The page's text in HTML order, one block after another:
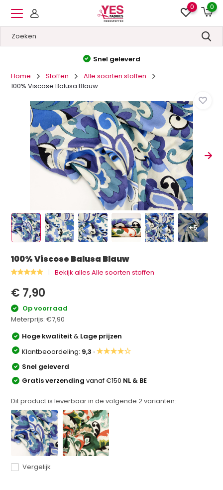
0 0
Home
Stoffen
Alle soorten stoffen
100% Viscose Balusa Blauw
+5
100% Viscose Balusa Blauw
Bekijk alles Alle soorten stoffen
€ 7,90
Op voorraad
Meterprijs:€7,90
Hoge kwaliteit& Lage prijzen
Klantbeoordeling: 9,3 ·★★★★☆
Snel geleverd
Gratis verzendingvanaf €150 NL & BE
Dit product is leverbaar in de volgende2varianten:
Vergelijk